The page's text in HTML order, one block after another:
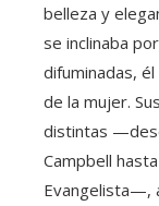
belleza y
se inclinaba
difuminadas,
de la mujer.
distintas
Campbell
Evangelista—,